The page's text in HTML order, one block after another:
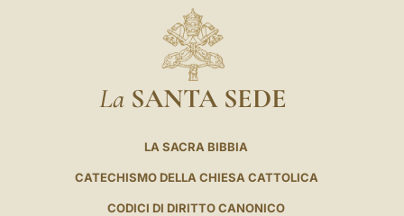
La SANTA SEDE
LA SACRA BIBBIA
CATECHISMO DELLA CHIESA CATTOLICA
CODICI DI DIRITTO CANONICO